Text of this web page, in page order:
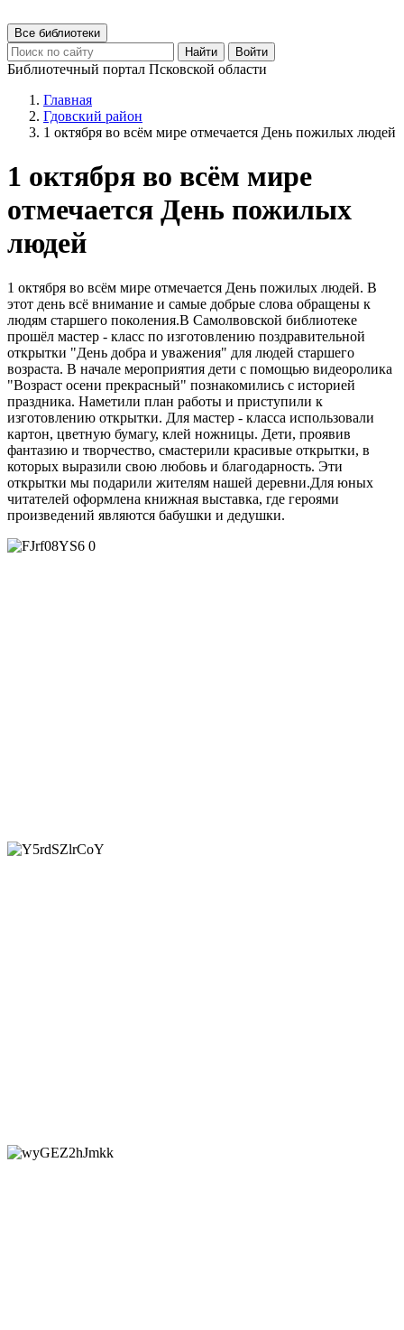
Все библиотеки
Найти
Войти
Библиотечный портал Псковской области
Главная
Гдовский район
1 октября во всём мире отмечается День пожилых людей
1 октября во всём мире
отмечается День пожилых
людей
1 октября во всём мире отмечается День пожилых людей. В
этот день всё внимание и самые добрые слова обращены к
людям старшего поколения.В Самолвовской библиотеке
прошёл мастер - класс по изготовлению поздравительной
открытки "День добра и уважения" для людей старшего
возраста. В начале мероприятия дети с помощью видеоролика
"Возраст осени прекрасный" познакомились с историей
праздника. Наметили план работы и приступили к
изготовлению открытки. Для мастер - класса использовали
картон, цветную бумагу, клей ножницы. Дети, проявив
фантазию и творчество, смастерили красивые открытки, в
которых выразили свою любовь и благодарность. Эти
открытки мы подарили жителям нашей деревни.Для юных
читателей оформлена книжная выставка, где героями
произведений являются бабушки и дедушки.